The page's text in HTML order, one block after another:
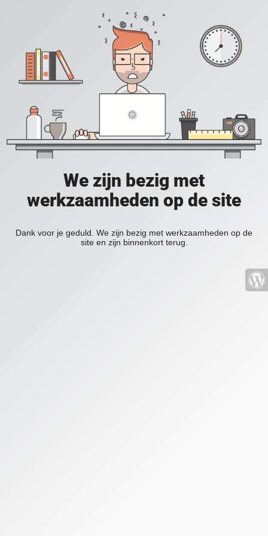
We zijn bezig met
werkzaamheden op de site
Dank voor je geduld. We zijn bezig met werkzaamheden op de
site en zijn binnenkort terug.